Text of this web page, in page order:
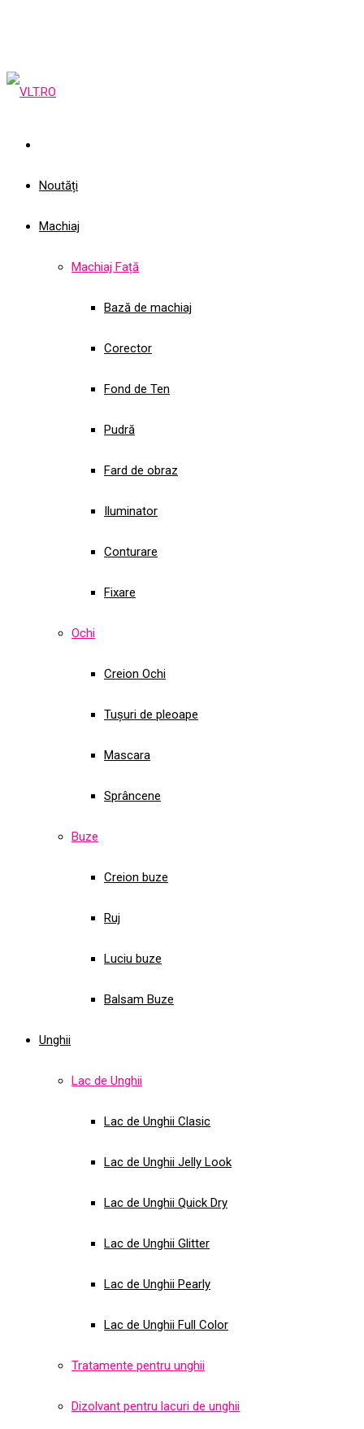
Noutăți
Machiaj
Machiaj Față
Bază de machiaj
Corector
Fond de Ten
Pudră
Fard de obraz
Iluminator
Conturare
Fixare
Ochi
Creion Ochi
Tușuri de pleoape
Mascara
Sprâncene
Buze
Creion buze
Ruj
Luciu buze
Balsam Buze
Unghii
Lac de Unghii
Lac de Unghii Clasic
Lac de Unghii Jelly Look
Lac de Unghii Quick Dry
Lac de Unghii Glitter
Lac de Unghii Pearly
Lac de Unghii Full Color
Tratamente pentru unghii
Dizolvant pentru lacuri de unghii